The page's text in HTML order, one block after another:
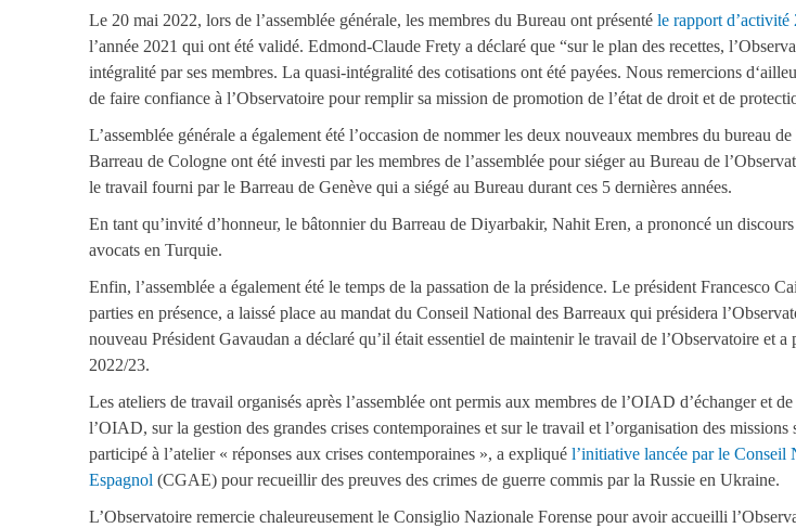
Le 20 mai 2022, lors de l’assemblée générale, les membres du Bureau ont présentéle rapport d’activité
l’année 2021 qui ont été validé. Edmond-Claude Frety a déclaré que “sur le plan des recettes,
intégralité par ses membres. La quasi-intégralité des cotisations ont été payées. Nous remercions
de faire confiance à l’Observatoire pour remplir sa mission de promotion de l’état de droit et de
L’assemblée générale a également été l’occasion de nommer les deux nouveaux membres du bureau
Barreau de Cologne ont été investi par les membres de l’assemblée pour siéger au Bureau de
le travail fourni par le Barreau de Genève qui a siégé au Bureau durant ces 5 dernières années.
En tant qu’invité d’honneur, le bâtonnier du Barreau de Diyarbakir, Nahit Eren, a prononcé un
avocats en Turquie.
Enfin, l’assemblée a également été le temps de la passation de la présidence. Le président Francesco
parties en présence, a laissé place au mandat du Conseil National des Barreaux qui présidera
nouveau Président Gavaudan a déclaré qu’il était essentiel de maintenir le travail de l’Observatoire et a
2022/23.
Les ateliers de travail organisés après l’assemblée ont permis aux membres de l’OIAD d’échanger et
l’OIAD, sur la gestion des grandes crises contemporaines et sur le travail et l’organisation des
participé à l’atelier « réponses aux crises contemporaines », a expliquél’initiative lancée par le Conseil
Espagnol (CGAE) pour recueillir des preuves des crimes de guerre commis par la Russie en Ukraine.
L’Observatoire remercie chaleureusement le Consiglio Nazionale Forense pour avoir accueilli